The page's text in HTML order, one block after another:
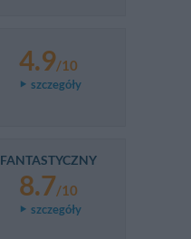
4.9/10
szczegóły
FANTASTYCZNY
8.7/10
szczegóły